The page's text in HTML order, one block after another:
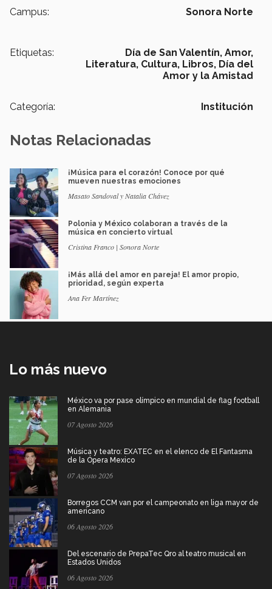
Campus:
Sonora Norte
Etiquetas: Día de San Valentín, Amor,
Literatura, Cultura, Libros, Día del
Amor y la Amistad
Categoría: Institución
Notas Relacionadas
¡Música para el corazón! Conoce por qué
mueven nuestras emociones
Masato Sandoval y Natalia Chávez
Polonia y México colaboran a través de la
música en concierto virtual
Cristina Franco | Sonora Norte
¡Más allá del amor en pareja! El amor propio,
prioridad, según experta
Ana Fer Martínez
Lo más nuevo
México va por pase olímpico en mundial de flag football
en Alemania
07 Agosto 2026
Música y teatro: EXATEC en el elenco de El Fantasma
de la Ópera Mexico
07 Agosto 2026
Borregos CCM van por el campeonato en liga mayor de
americano
06 Agosto 2026
Del escenario de PrepaTec Qro al teatro musical en
Estados Unidos
06 Agosto 2026